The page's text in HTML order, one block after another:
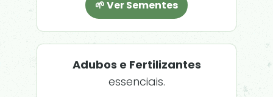
🌱 Ver Sementes
Adubos e Fertilizantes
essenciais.